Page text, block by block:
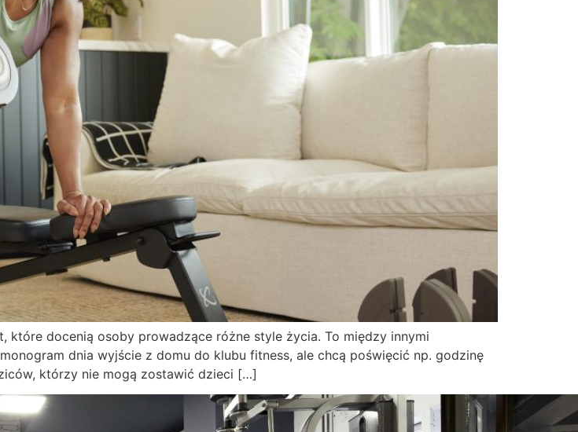
które docenią osoby prowadzące różne style życia. To między innymi
dnia wyjście z domu do klubu fitness, ale chcą poświęcić np. godzinę
którzy nie mogą zostawić dzieci […]